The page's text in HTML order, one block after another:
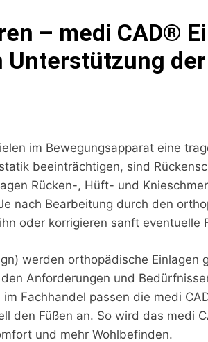
– medi CAD®
im Bewegungsapparat eine
beeinträchtigen, sind
Rücken-, Hüft- und
nach Bearbeitung durch den
oder korrigieren sanft eventuelle
werden orthopädische Einlagen
Anforderungen und
Fachhandel passen die medi
den Füßen an. So wird das medi
und mehr Wohlbefinden.